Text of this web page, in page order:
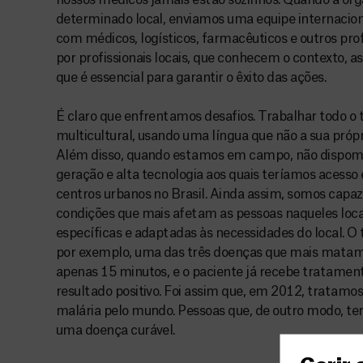
determinado local, enviamos uma equipe
com médicos, logísticos, farmacêuticos e outros
por profissionais locais, que conhecem o contexto,
que é essencial para garantir o êxito das ações.
É claro que enfrentamos desafios. Trabalhar todo o
multicultural, usando uma língua que não a sua
Além disso, quando estamos em campo, não
geração e alta tecnologia aos quais teríamos
centros urbanos no Brasil. Ainda assim, somos
condições que mais afetam as pessoas naqueles
específicas e adaptadas às necessidades do local.
por exemplo, uma das três doenças que mais
apenas 15 minutos, e o paciente já recebe
resultado positivo. Foi assim que, em 2012,
malária pelo mundo. Pessoas que, de outro modo,
uma doença curável.